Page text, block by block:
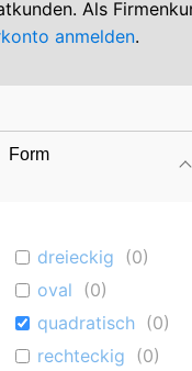
Als
anmelden.
Form
dreieckig (0)
oval (0)
quadratisch (0)
rechteckig (0)
×
gefunden, die